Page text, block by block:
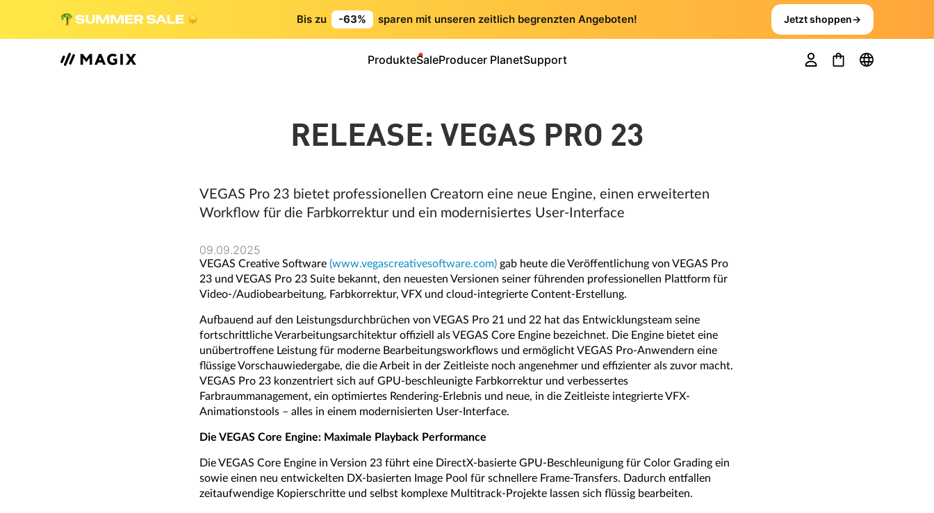
Bis zu -63% sparen mit unseren zeitlich begrenzten Angeboten! Jetzt shoppen→
ProdukteSaleProducer PlanetSupport
RELEASE: VEGAS PRO 23
VEGAS Pro 23 bietet professionellen Creatorn eine neue Engine, einen erweiterten
Workflow für die Farbkorrektur und ein modernisiertes User-Interface
09.09.2025
VEGAS Creative Software (www.vegascreativesoftware.com) gab heute die Veröffentlichung von VEGAS Pro
23 und VEGAS Pro 23 Suite bekannt, den neuesten Versionen seiner führenden professionellen Plattform für
Video-/Audiobearbeitung, Farbkorrektur, VFX und cloud-integrierte Content-Erstellung.
Aufbauend auf den Leistungsdurchbrüchen von VEGAS Pro 21 und 22 hat das Entwicklungsteam seine
fortschrittliche Verarbeitungsarchitektur offiziell als VEGAS Core Engine bezeichnet. Die Engine bietet eine
unübertroffene Leistung für moderne Bearbeitungsworkflows und ermöglicht VEGAS Pro-Anwendern eine
flüssige Vorschauwiedergabe, die die Arbeit in der Zeitleiste noch angenehmer und effizienter als zuvor macht.
VEGAS Pro 23 konzentriert sich auf GPU-beschleunigte Farbkorrektur und verbessertes
Farbraummanagement, ein optimiertes Rendering-Erlebnis und neue, in die Zeitleiste integrierte VFX-
Animationstools – alles in einem modernisierten User-Interface.
Die VEGAS Core Engine: Maximale Playback Performance
Die VEGAS Core Engine in Version 23 führt eine DirectX-basierte GPU-Beschleunigung für Color Grading ein
sowie einen neu entwickelten DX-basierten Image Pool für schnellere Frame-Transfers. Dadurch entfallen
zeitaufwendige Kopierschritte und selbst komplexe Multitrack-Projekte lassen sich flüssig bearbeiten.